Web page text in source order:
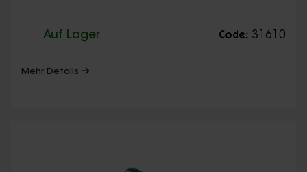
Auf Lager Code: 31610
Mehr Details